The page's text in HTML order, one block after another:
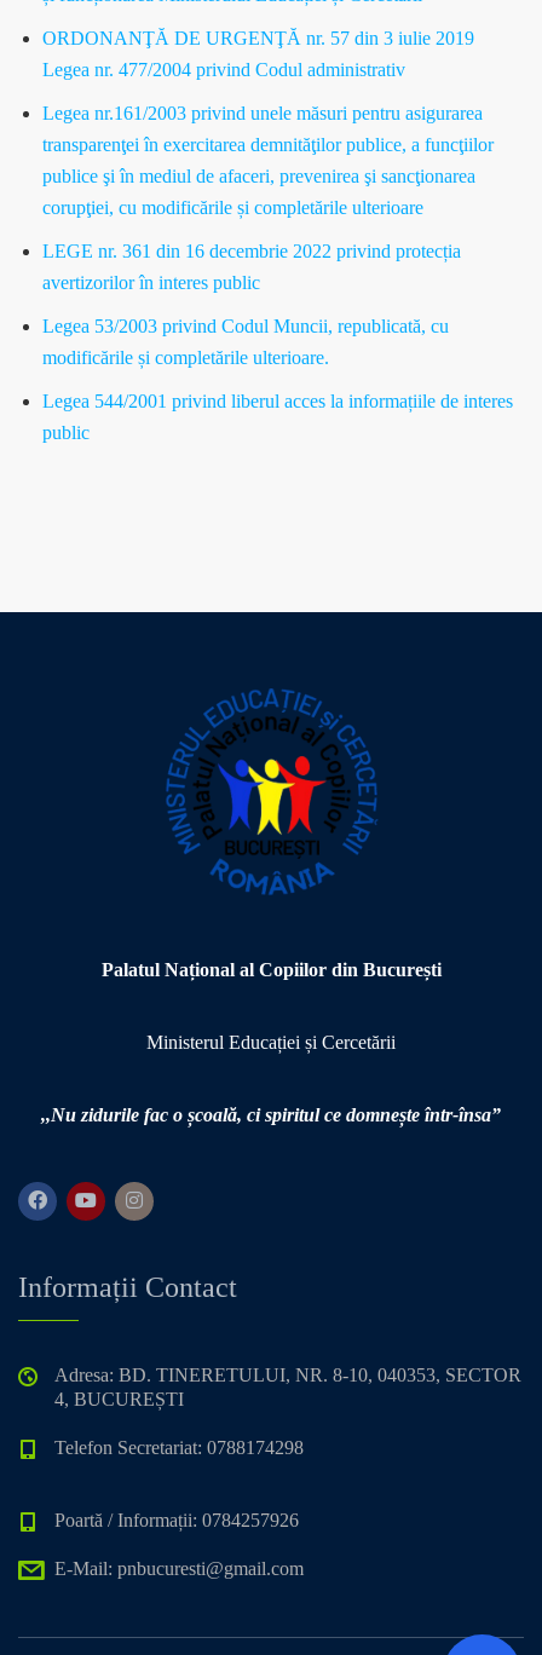
ORDONANŢĂ DE URGENŢĂ nr. 57 din 3 iulie 2019
Legea nr. 477/2004 privind Codul administrativ
Legea nr.161/2003 privind unele măsuri pentru asigurarea
transparenţei în exercitarea demnităţilor publice, a funcţiilor
publice şi în mediul de afaceri, prevenirea şi sancţionarea
corupţiei, cu modificările și completările ulterioare
LEGE nr. 361 din 16 decembrie 2022 privind protecția
avertizorilor în interes public
Legea 53/2003 privind Codul Muncii, republicată, cu
modificările și completările ulterioare.
Legea 544/2001 privind liberul acces la informațiile de interes
public
Palatul Național al Copiilor din București
Ministerul Educației și Cercetării
,,Nu zidurile fac o școală, ci spiritul ce domnește într-însa”
Informații Contact
Adresa: BD. TINERETULUI, NR. 8-10, 040353, SECTOR
4, BUCUREȘTI
Telefon Secretariat: 0788174298
Poartă / Informații: 0784257926
E-Mail: pnbucuresti@gmail.com